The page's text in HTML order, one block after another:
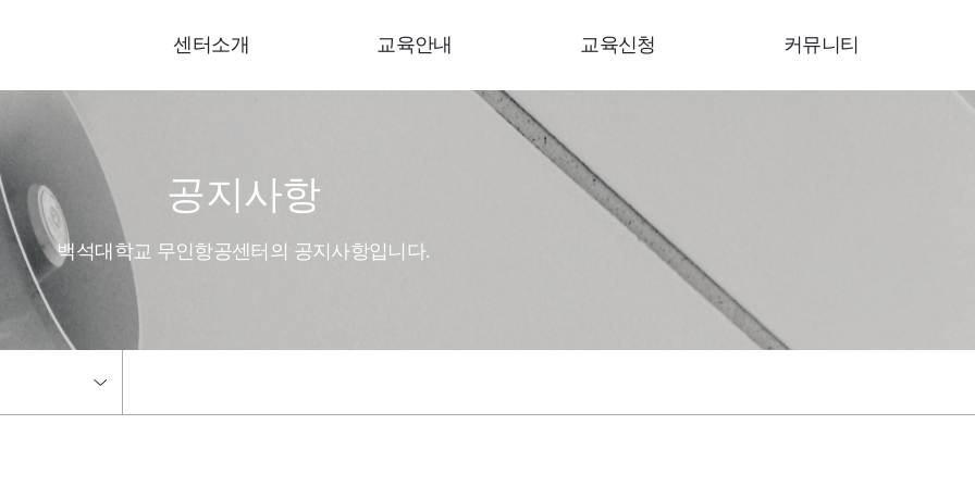
센터소개 교육안내 교육신청 커뮤니티
공지사항
백석대학교 무인항공센터의 공지사항입니다.